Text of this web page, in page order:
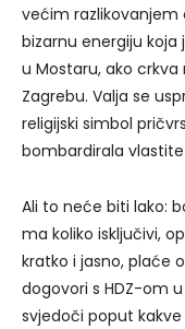
većim razlikovanjem
bizarnu energiju koja
u Mostaru, ako
Zagrebu. Valja se
religijski simbol
bombardirala
Ali to neće biti lako:
ma koliko isključivi,
kratko i jasno, plaće
dogovori s HDZ-om
svjedoči poput kakve